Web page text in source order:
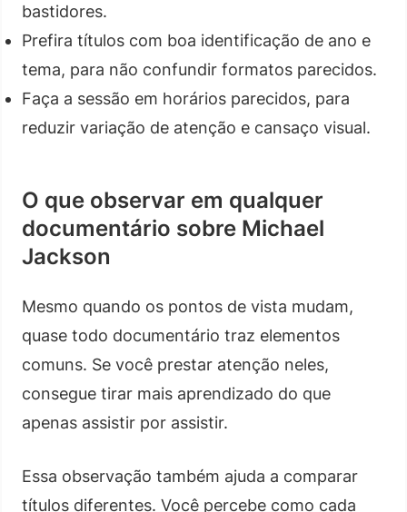
bastidores.
Prefira títulos com boa identificação de ano e
tema, para não confundir formatos parecidos.
Faça a sessão em horários parecidos, para
reduzir variação de atenção e cansaço visual.
O que observar em qualquer
documentário sobre Michael
Jackson
Mesmo quando os pontos de vista mudam,
quase todo documentário traz elementos
comuns. Se você prestar atenção neles,
consegue tirar mais aprendizado do que
apenas assistir por assistir.
Essa observação também ajuda a comparar
títulos diferentes. Você percebe como cada